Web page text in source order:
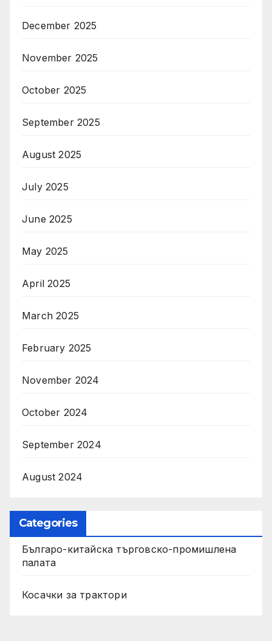
December 2025
November 2025
October 2025
September 2025
August 2025
July 2025
June 2025
May 2025
April 2025
March 2025
February 2025
November 2024
October 2024
September 2024
August 2024
Categories
Българо-китайска търговско-промишлена
палата
Косачки за трактори